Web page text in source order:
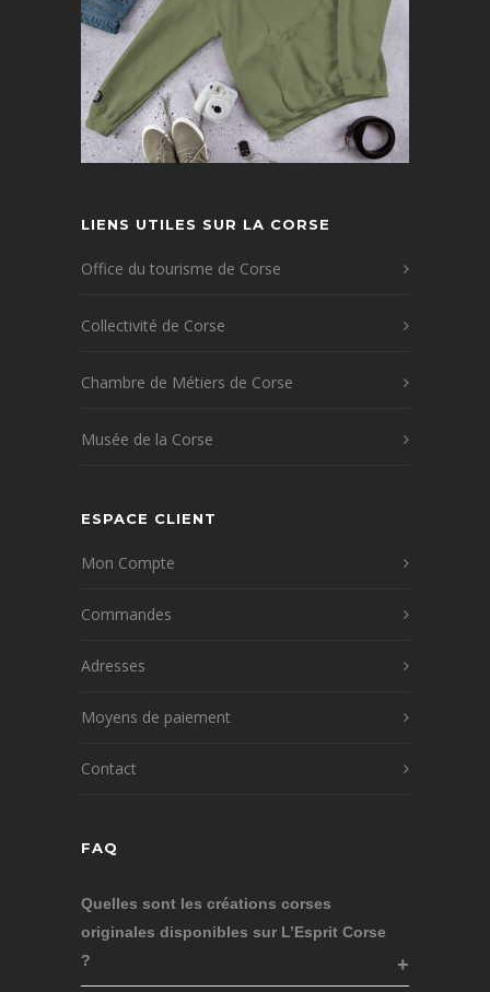
LIENS UTILES SUR LA CORSE
Office du tourisme de Corse
Collectivité de Corse
Chambre de Métiers de Corse
Musée de la Corse
ESPACE CLIENT
Mon Compte
Commandes
Adresses
Moyens de paiement
Contact
FAQ
Quelles sont les créations corses
originales disponibles sur L’Esprit Corse
?